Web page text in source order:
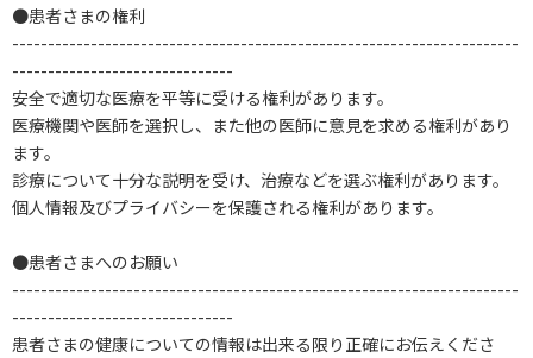
●患者さまの権利
-----------------------------------------------------------------------
-------------------------------
安全で適切な医療を平等に受ける権利があります。
医療機関や医師を選択し、また他の医師に意見を求める権利があり
ます。
診療について十分な説明を受け、治療などを選ぶ権利があります。
個人情報及びプライバシーを保護される権利があります。
●患者さまへのお願い
-----------------------------------------------------------------------
-------------------------------
患者さまの健康についての情報は出来る限り正確にお伝えくださ